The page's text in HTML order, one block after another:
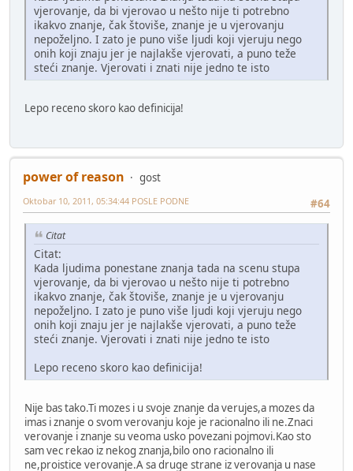
vjerovanje, da bi vjerovao u nešto nije ti potrebno
ikakvo znanje, čak štoviše, znanje je u vjerovanju
nepoželjno. I zato je puno više ljudi koji vjeruju nego
onih koji znaju jer je najlakše vjerovati, a puno teže
steći znanje. Vjerovati i znati nije jedno te isto
Lepo receno skoro kao definicija!
power of reason
gost
#64
Oktobar 10, 2011, 05:34:44 POSLE PODNE
Citat
Citat:
Kada ljudima ponestane znanja tada na scenu stupa
vjerovanje, da bi vjerovao u nešto nije ti potrebno
ikakvo znanje, čak štoviše, znanje je u vjerovanju
nepoželjno. I zato je puno više ljudi koji vjeruju nego
onih koji znaju jer je najlakše vjerovati, a puno teže
steći znanje. Vjerovati i znati nije jedno te isto
Lepo receno skoro kao definicija!
Nije bas tako.Ti mozes i u svoje znanje da verujes,a mozes da
imas i znanje o svom verovanju koje je racionalno ili ne.Znaci
verovanje i znanje su veoma usko povezani pojmovi.Kao sto
sam vec rekao iz nekog znanja,bilo ono racionalno ili
ne,proistice verovanje.A sa druge strane iz verovanja u nase